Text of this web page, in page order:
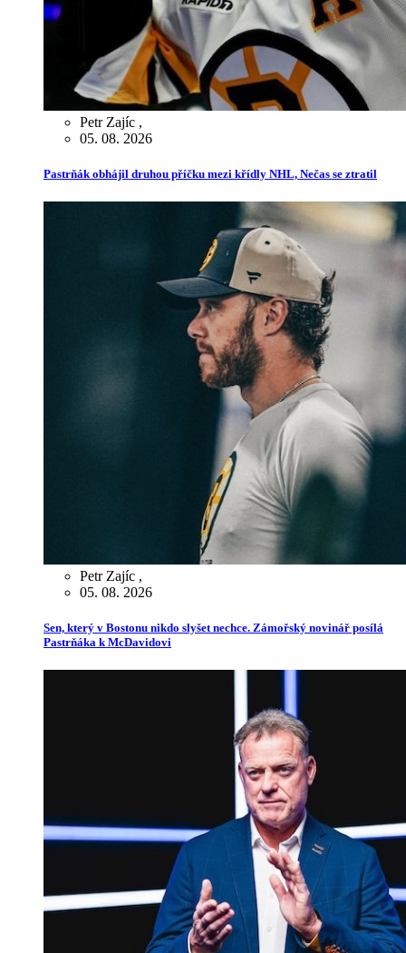
Petr Zajíc ,
05. 08. 2026
Pastrňák obhájil druhou příčku mezi křídly NHL, Nečas se ztratil
Petr Zajíc ,
05. 08. 2026
Sen, který v Bostonu nikdo slyšet nechce. Zámořský novinář posílá
Pastrňáka k McDavidovi